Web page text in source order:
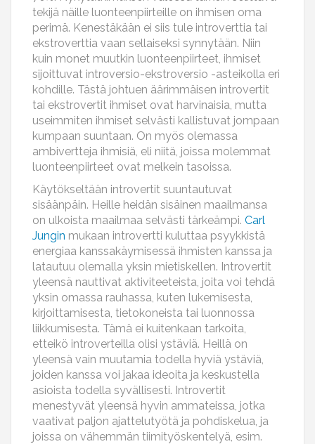
tekijä näille luonteenpiirteille on ihmisen oma
perimä. Kenestäkään ei siis tule introverttia tai
ekstroverttia vaan sellaiseksi synnytään. Niin
kuin monet muutkin luonteenpiirteet, ihmiset
sijoittuvat introversio-ekstroversio -asteikolla eri
kohdille. Tästä johtuen äärimmäisen introvertit
tai ekstrovertit ihmiset ovat harvinaisia, mutta
useimmiten ihmiset selvästi kallistuvat jompaan
kumpaan suuntaan. On myös olemassa
ambivertteja ihmisiä, eli niitä, joissa molemmat
luonteenpiirteet ovat melkein tasoissa.
Käytökseltään introvertit suuntautuvat
sisäänpäin. Heille heidän sisäinen maailmansa
on ulkoista maailmaa selvästi tärkeämpi. Carl
Jungin mukaan introvertti kuluttaa psyykkistä
energiaa kanssakäymisessä ihmisten kanssa ja
latautuu olemalla yksin mietiskellen. Introvertit
yleensä nauttivat aktiviteeteista, joita voi tehdä
yksin omassa rauhassa, kuten lukemisesta,
kirjoittamisesta, tietokoneista tai luonnossa
liikkumisesta. Tämä ei kuitenkaan tarkoita,
etteikö introverteilla olisi ystäviä. Heillä on
yleensä vain muutamia todella hyviä ystäviä,
joiden kanssa voi jakaa ideoita ja keskustella
asioista todella syvällisesti. Introvertit
menestyvät yleensä hyvin ammateissa, jotka
vaativat paljon ajattelutyötä ja pohdiskelua, ja
joissa on vähemmän tiimityöskentelyä, esim.